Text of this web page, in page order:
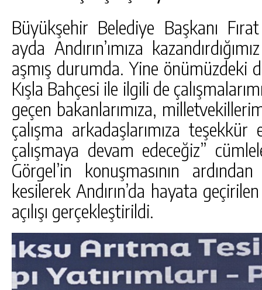
Büyükşehir Belediye Başkanı
ayda Andırın’ımıza
aşmış durumda. Yine önümüzdeki
Kışla Bahçesi ile ilgili de
geçen bakanlarımıza,
çalışma arkadaşlarımıza
çalışmaya devam edeceğiz”
Görgel’in konuşmasının
kesilerek Andırın’da hayata
açılışı gerçekleştirildi.